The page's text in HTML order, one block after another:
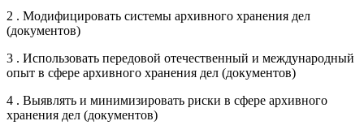
2 . Модифицировать системы архивного хранения дел
(документов)
3 . Использовать передовой отечественный и международный
опыт в сфере архивного хранения дел (документов)
4 . Выявлять и минимизировать риски в сфере архивного
хранения дел (документов)